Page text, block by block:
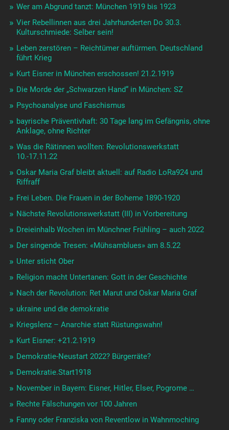
Wer am Abgrund tanzt: München 1919 bis 1923
Vier Rebellinnen aus drei Jahrhunderten Do 30.3.
Kulturschmiede: Selber sein!
Leben zerstören – Reichtümer auftürmen. Deutschland
führt Krieg
Kurt Eisner in München erschossen! 21.2.1919
Die Morde der „Schwarzen Hand“ in München: SZ
Psychoanalyse und Faschismus
bayrische Präventivhaft: 30 Tage lang im Gefängnis, ohne
Anklage, ohne Richter
Was die Rätinnen wollten: Revolutionswerkstatt
10.-17.11.22
Oskar Maria Graf bleibt aktuell: auf Radio LoRa924 und
Riffraff
Frei Leben. Die Frauen in der Boheme 1890-1920
Nächste Revolutionswerkstatt (III) in Vorbereitung
Dreieinhalb Wochen im Münchner Frühling – auch 2022
Der singende Tresen: «Mühsamblues» am 8.5.22
Unter sticht Ober
Religion macht Untertanen: Gott in der Geschichte
Nach der Revolution: Ret Marut und Oskar Maria Graf
ukraine und die demokratie
Kriegslenz – Anarchie statt Rüstungswahn!
Kurt Eisner: +21.2.1919
Demokratie-Neustart 2022? Bürgerräte?
Demokratie.Start1918
November in Bayern: Eisner, Hitler, Elser, Pogrome …
Rechte Fälschungen vor 100 Jahren
Fanny oder Franziska von Reventlow in Wahnmoching